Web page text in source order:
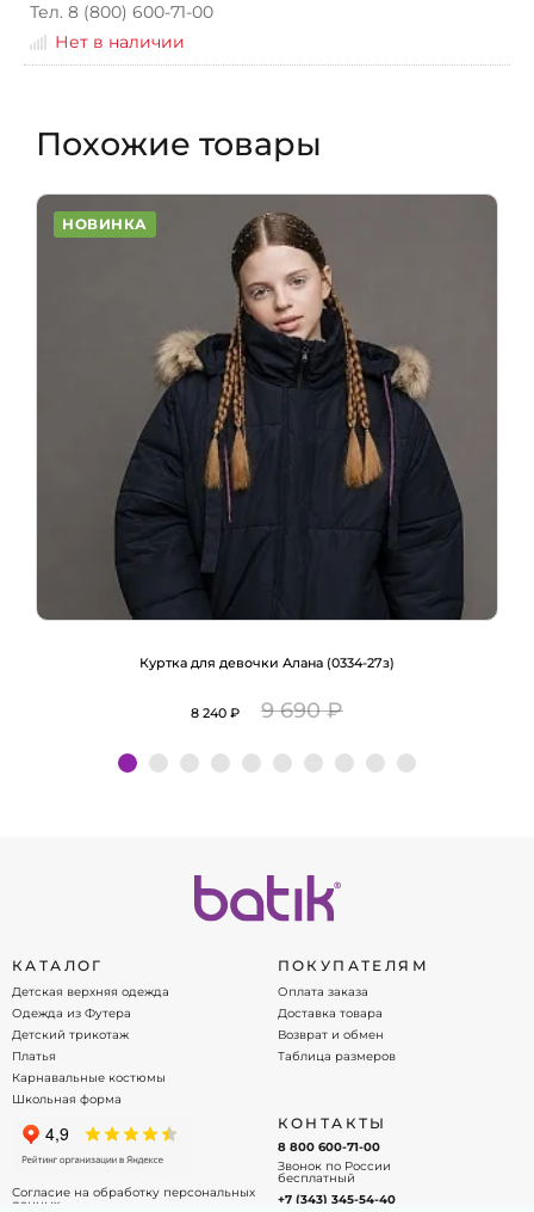
Тел. 8 (800) 600-71-00
Нет в наличии
Похожие товары
НОВИНКА
Куртка для девочки Алана (0334-27з)
8 240 ₽ 9 690 ₽
Подробнее
КАТАЛОГ
Детская верхняя одежда
Одежда из Футера
Детский трикотаж
Платья
Карнавальные костюмы
Школьная форма
ПОКУПАТЕЛЯМ
Оплата заказа
Доставка товара
Возврат и обмен
Таблица размеров
Согласие на обработку персональных
данных
КОНТАКТЫ
8 800 600-71-00
Звонок по России
бесплатный
+7 (343) 345-54-40